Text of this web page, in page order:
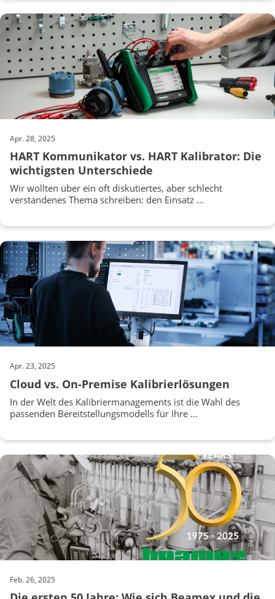
Apr. 28, 2025
HART Kommunikator vs. HART Kalibrator: Die
wichtigsten Unterschiede
Wir wollten über ein oft diskutiertes, aber schlecht
verstandenes Thema schreiben: den Einsatz ...
Apr. 23, 2025
Cloud vs. On-Premise Kalibrierlösungen
In der Welt des Kalibriermanagements ist die Wahl des
passenden Bereitstellungsmodells für Ihre ...
Feb. 26, 2025